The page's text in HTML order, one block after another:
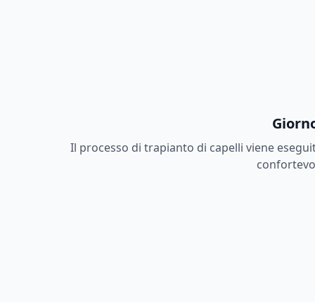
Il processo di trapianto di capelli viene